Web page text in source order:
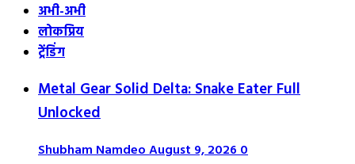
अभी-अभी
लोकप्रिय
ट्रेंडिंग
Metal Gear Solid Delta: Snake Eater Full
Unlocked
Shubham NamdeoAugust 9, 20260